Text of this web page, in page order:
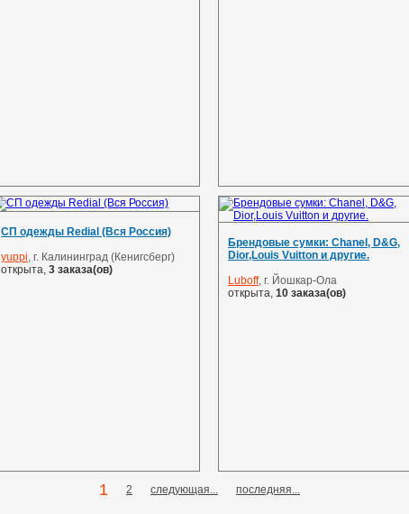
СП одежды Redial (Вся Россия)
yuppi, г. Калининград (Кенигсберг)
открыта, 3 заказа(ов)
Брендовые сумки: Chanel, D&G,
Dior,Louis Vuitton и другие.
Luboff, г. Йошкар-Ола
открыта, 10 заказа(ов)
1 2 следующая... последняя...